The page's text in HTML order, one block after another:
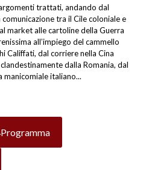
trattati, andando dal
comunicazione tra il Cile coloniale e
market alle cartoline della Guerra
all’impiego del cammello
Califfati, dal corriere nella Cina
dalla Romania, dal
manicomiale italiano...
Programma